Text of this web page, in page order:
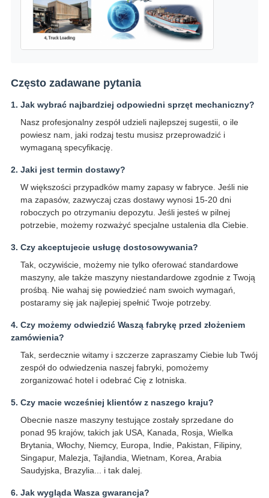
Często zadawane pytania
1. Jak wybrać najbardziej odpowiedni sprzęt mechaniczny?
Nasz profesjonalny zespół udzieli najlepszej sugestii, o ile
powiesz nam, jaki rodzaj testu musisz przeprowadzić i
wymaganą specyfikację.
2. Jaki jest termin dostawy?
W większości przypadków mamy zapasy w fabryce. Jeśli nie
ma zapasów, zazwyczaj czas dostawy wynosi 15-20 dni
roboczych po otrzymaniu depozytu. Jeśli jesteś w pilnej
potrzebie, możemy rozważyć specjalne ustalenia dla Ciebie.
3. Czy akceptujecie usługę dostosowywania?
Tak, oczywiście, możemy nie tylko oferować standardowe
maszyny, ale także maszyny niestandardowe zgodnie z Twoją
prośbą. Nie wahaj się powiedzieć nam swoich wymagań,
postaramy się jak najlepiej spełnić Twoje potrzeby.
4. Czy możemy odwiedzić Waszą fabrykę przed złożeniem
zamówienia?
Tak, serdecznie witamy i szczerze zapraszamy Ciebie lub Twój
zespół do odwiedzenia naszej fabryki, pomożemy
zorganizować hotel i odebrać Cię z lotniska.
5. Czy macie wcześniej klientów z naszego kraju?
Obecnie nasze maszyny testujące zostały sprzedane do
ponad 95 krajów, takich jak USA, Kanada, Rosja, Wielka
Brytania, Włochy, Niemcy, Europa, Indie, Pakistan, Filipiny,
Singapur, Malezja, Tajlandia, Wietnam, Korea, Arabia
Saudyjska, Brazylia... i tak dalej.
6. Jak wygląda Wasza gwarancja?